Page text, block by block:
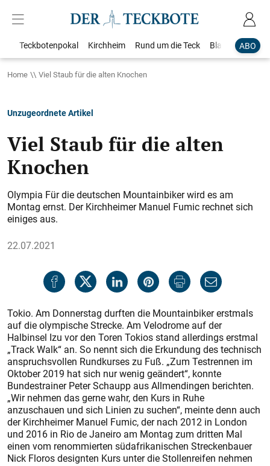
ABO
Teckbotenpokal Kirchheim Rund um die Teck Blaulicht
Home Viel Staub für die alten Knochen
Unzugeordnete Artikel
Viel Staub für die alten
Knochen
Olympia Für die deutschen Mountainbiker wird es am
Montag ernst. Der Kirchheimer Manuel Fumic rechnet sich
einiges aus.
22.07.2021
Tokio. Am Donnerstag durften die Mountainbiker erstmals
auf die olympische Strecke. Am Velodrome auf der
Halbinsel Izu vor den Toren Tokios stand allerdings erstmal
„Track Walk“ an. So nennt sich die Erkundung des technisch
anspruchsvollen Rundkurses zu Fuß. „Zum Testrennen im
Oktober 2019 hat sich nur wenig geändert“, konnte
Bundestrainer Peter Schaupp aus Allmendingen berichten.
„Wir nehmen das gerne wahr, den Kurs in Ruhe
anzuschauen und sich Linien zu suchen“, meinte denn auch
der Kirchheimer Manuel Fumic, der nach 2012 in London
und 2016 in Rio de Janeiro am Montag zum dritten Mal
einen vom renommierten südafrikanischen Streckenbauer
Nick Floros designten Kurs unter die Stollenreifen nehmen